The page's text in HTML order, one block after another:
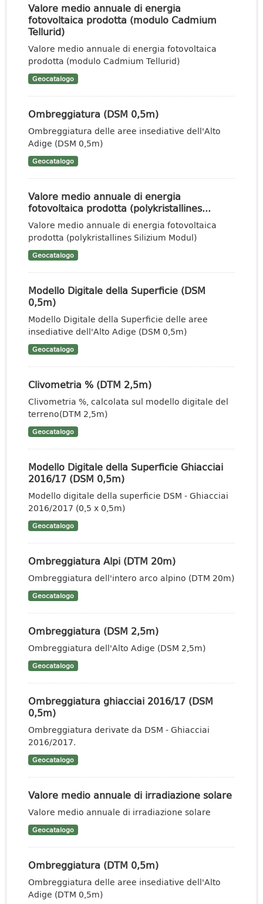
Valore medio annuale di energia
fotovoltaica prodotta (modulo Cadmium
Tellurid)
Valore medio annuale di energia fotovoltaica
prodotta (modulo Cadmium Tellurid)
Geocatalogo
Ombreggiatura (DSM 0,5m)
Ombreggiatura delle aree insediative dell'Alto
Adige (DSM 0,5m)
Geocatalogo
Valore medio annuale di energia
fotovoltaica prodotta (polykristallines...
Valore medio annuale di energia fotovoltaica
prodotta (polykristallines Silizium Modul)
Geocatalogo
Modello Digitale della Superficie (DSM
0,5m)
Modello Digitale della Superficie delle aree
insediative dell'Alto Adige (DSM 0,5m)
Geocatalogo
Clivometria % (DTM 2,5m)
Clivometria %, calcolata sul modello digitale del
terreno(DTM 2,5m)
Geocatalogo
Modello Digitale della Superficie Ghiacciai
2016/17 (DSM 0,5m)
Modello digitale della superficie DSM - Ghiacciai
2016/2017 (0,5 x 0,5m)
Geocatalogo
Ombreggiatura Alpi (DTM 20m)
Ombreggiatura dell'intero arco alpino (DTM 20m)
Geocatalogo
Ombreggiatura (DSM 2,5m)
Ombreggiatura dell'Alto Adige (DSM 2,5m)
Geocatalogo
Ombreggiatura ghiacciai 2016/17 (DSM
0,5m)
Ombreggiatura derivate da DSM - Ghiacciai
2016/2017.
Geocatalogo
Valore medio annuale di irradiazione solare
Valore medio annuale di irradiazione solare
Geocatalogo
Ombreggiatura (DTM 0,5m)
Ombreggiatura delle aree insediative dell'Alto
Adige (DTM 0,5m)